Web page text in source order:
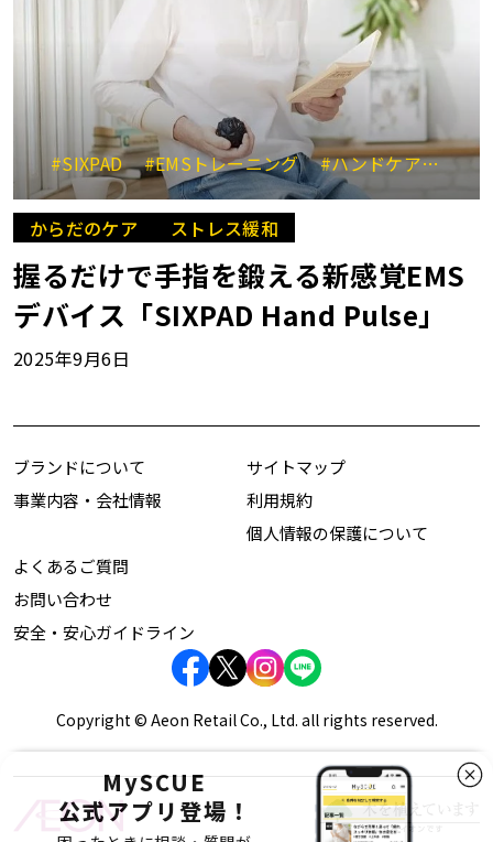
#SIXPAD #EMSトレーニング #ハンドケア #握
からだのケア ストレス緩和
握るだけで手指を鍛える新感覚EMS
デバイス「SIXPAD Hand Pulse」
2025年9月6日
MySCUE
公式アプリ登場！
ブランドについて
事業内容・会社情報
サイトマップ
利用規約
個人情報の保護について
よくあるご質問
お問い合わせ
安全・安心ガイドライン
Copyright © Aeon Retail Co., Ltd. all rights reserved.